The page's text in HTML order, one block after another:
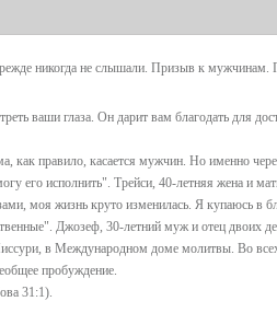
никогда не слышали. Призыв к
ваши глаза. Он дарит вам благодать для
как правило, касается мужчин. Но именно
его исполнить". Трейси, 40-летняя жена и
моя жизнь круто изменилась. Я купаюсь в
Джозеф, 30-летний муж и отец двоих
в Международном доме молитвы. Во
пробуждение.
31:1).